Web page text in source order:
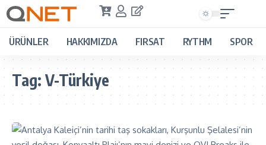
ÜRÜNLER HAKKIMIZDA FIRSAT RYTHM SPOR
Tag: V-Türkiye